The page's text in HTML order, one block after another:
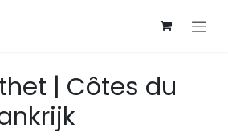
| Côtes du